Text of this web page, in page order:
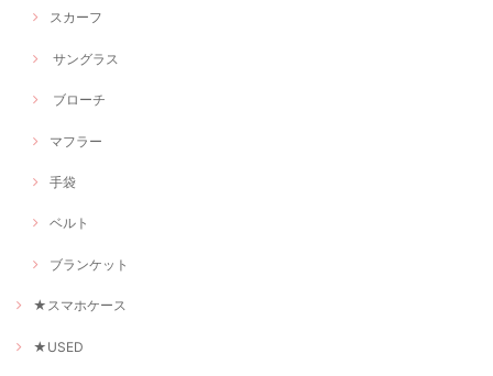
スカーフ
サングラス
ブローチ
マフラー
手袋
ベルト
ブランケット
★スマホケース
★USED